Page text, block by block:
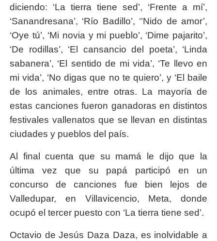
diciendo: ‘La tierra tiene sed’, ‘Frente a mí’,
‘Sanandresana’, ‘Río Badillo’, ‘’Nido de amor’,
‘Oye tú’, ‘Mi novia y mi pueblo’, ‘Dime pajarito’,
‘De rodillas’, ‘El cansancio del poeta’, ‘Linda
sabanera’, ‘El sentido de mi vida’, ‘Te llevo en
mi vida’, ‘No digas que no te quiero’, y ‘El baile
de los animales, entre otras. La mayoría de
estas canciones fueron ganadoras en distintos
festivales vallenatos que se llevan en distintas
ciudades y pueblos del país.
Al final cuenta que su mamá le dijo que la
última vez que su papá participó en un
concurso de canciones fue bien lejos de
Valledupar, en Villavicencio, Meta, donde
ocupó el tercer puesto con ‘La tierra tiene sed’.
Octavio de Jesús Daza Daza, es inolvidable a